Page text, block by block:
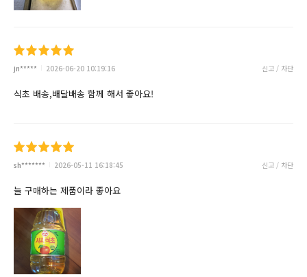
jn***** 2026-06-20 10:19:16 신고 / 차단
식초 배송,배달배송 함께 해서 좋아요!
sh******* 2026-05-11 16:18:45 신고 / 차단
늘 구매하는 제품이라 좋아요